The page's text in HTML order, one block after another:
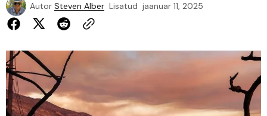
Autor Steven Alber Lisatud jaanuar 11, 2025